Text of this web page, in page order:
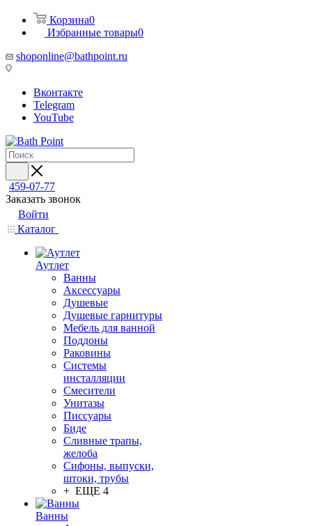
Корзина0
Избранные товары0
shoponline@bathpoint.ru
Вконтакте
Telegram
YouTube
459-07-77
Заказать звонок
Войти
Каталог
Аутлет
Ванны
Аксессуары
Душевые
Душевые гарнитуры
Мебель для ванной
Поддоны
Раковины
Системы
инсталляции
Смесители
Унитазы
Писсуары
Биде
Сливные трапы,
желоба
Сифоны, выпуски,
штоки, трубы
+ ЕЩЕ 4
Ванны